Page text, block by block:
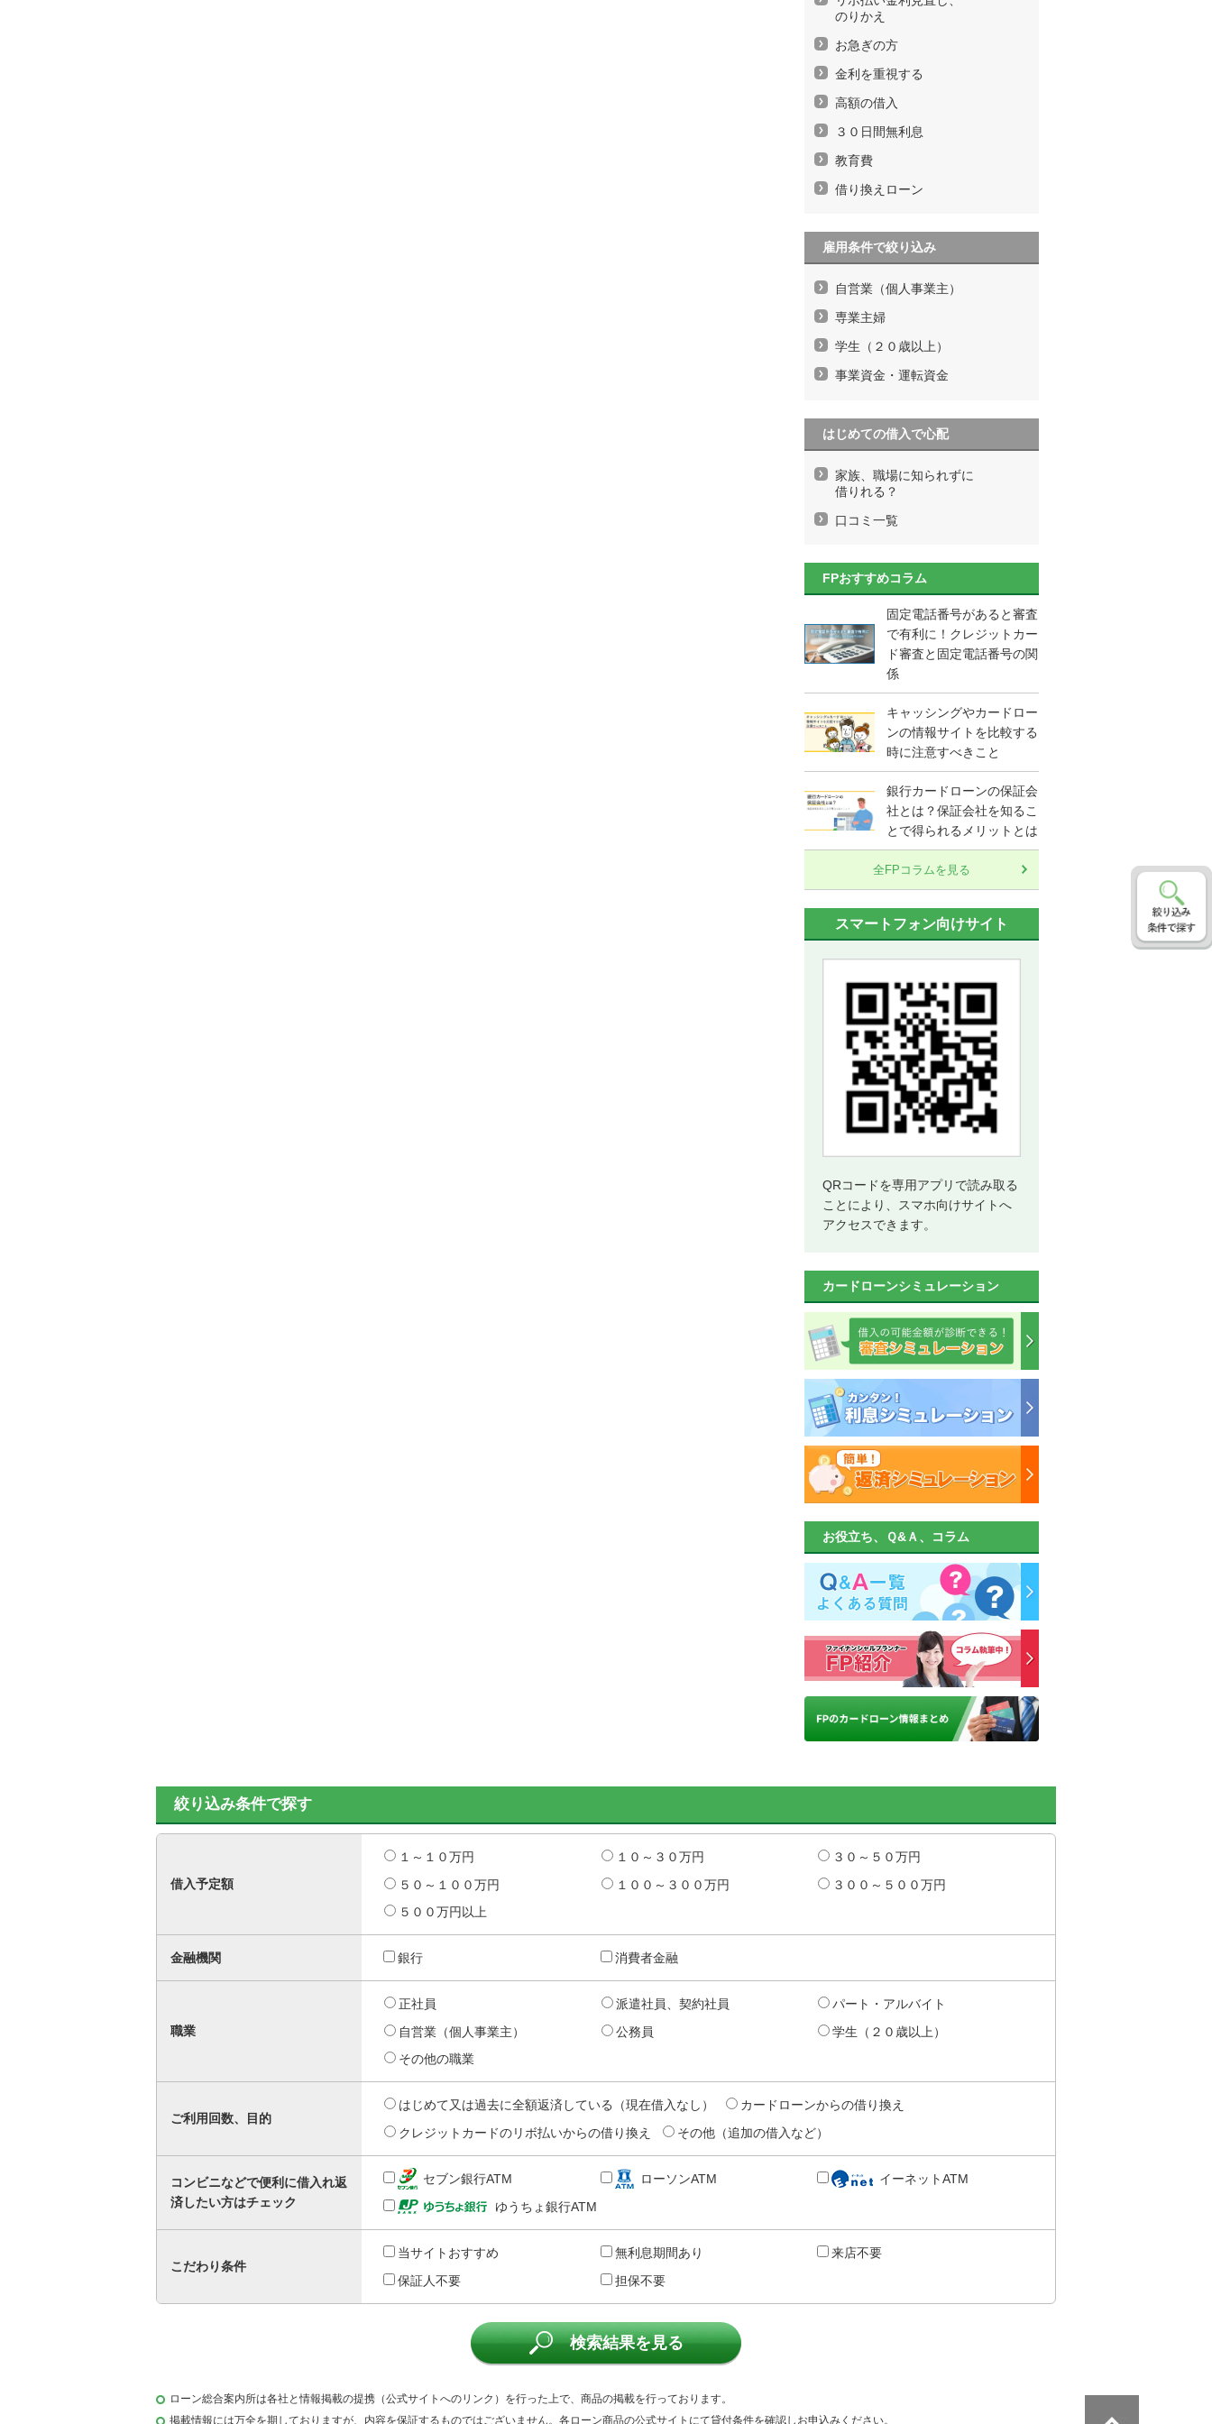
のりかえ
お急ぎの方
金利を重視する
高額の借入
３０日間無利息
教育費
借り換えローン
雇用条件で絞り込み
自営業（個人事業主）
専業主婦
学生（２０歳以上）
事業資金・運転資金
はじめての借入で心配
家族、職場に知られずに
借りれる？
口コミ一覧
FPおすすめコラム
固定電話番号があると審査
で有利に！クレジットカー
ド審査と固定電話番号の関
係
キャッシングやカードロー
ンの情報サイトを比較する
時に注意すべきこと
銀行カードローンの保証会
社とは？保証会社を知るこ
とで得られるメリットとは
全FPコラムを見る
スマートフォン向けサイト
QRコードを専用アプリで読み取る
ことにより、スマホ向けサイトへ
アクセスできます。
カードローンシミュレーション
お役立ち、Ｑ&Ａ、コラム
絞り込み条件で探す
借入予定額
１～１０万円 １０～３０万円
３０～５０万円
５０～１００万円
１００～３００万円
３００～５００万円
５００万円以上
金融機関 銀行 消費者金融
職業
正社員 派遣社員、契約社員
パート・アルバイト
自営業（個人事業主）
公務員
学生（２０歳以上）
その他の職業
ご利用回数、目的
はじめて又は過去に全額返済している（現在借入なし）
カードローンからの借り換え
クレジットカードのリボ払いからの借り換え
その他（追加の借入など）
コンビニなどで便利に借入れ返
済したい方はチェック
セブン銀行ATM ローソンATM
イーネットATM
ゆうちょ銀行ATM
こだわり条件
当サイトおすすめ 無利息期間あり
来店不要
保証人不要
担保不要
検索結果を見る
ローン総合案内所は各社と情報掲載の提携（公式サイトへのリンク）を行った上で、商品の掲載を行っております。
掲載情報には万全を期しておりますが、内容を保証するものではございません。各ローン商品の公式サイトにて貸付条件を確認しお申込みください。